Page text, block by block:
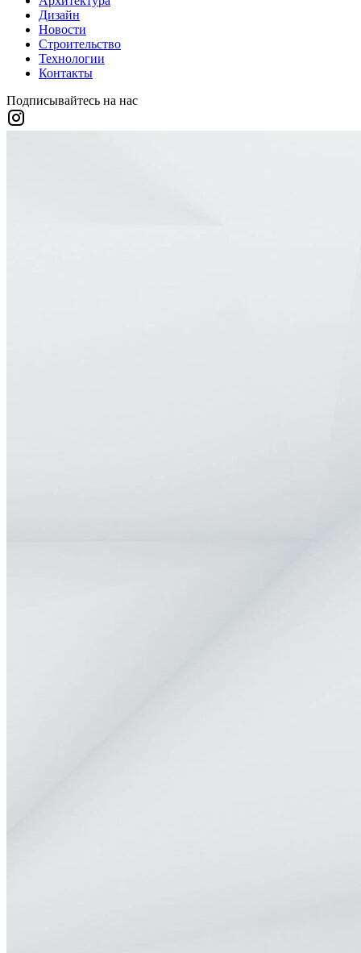
Дизайн
Новости
Строительство
Технологии
Контакты
Подписывайтесь на нас